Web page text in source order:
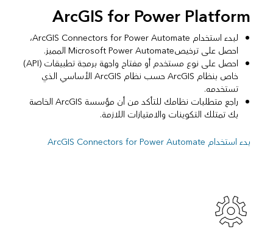
ArcGIS for Power Platform
لبدء استخدام ArcGIS Connectors for Power Automate،
احصل على ترخيصMicrosoft Power Automate المميز.
احصل على نوع مستخدم أو مفتاح واجهة برمجة تطبيقات (API)
خاص بنظام ArcGIS حسب نظام ArcGIS الأساسي الذي
تستخدمه.
راجع متطلبات نظامك للتأكد من أن مؤسسة ArcGIS الخاصة
بك تمتلك التكوينات والامتيازات اللازمة.
بدء استخدام ArcGIS Connectors for Power Automate